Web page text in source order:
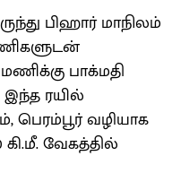
பிஹார் மாநிலம்
பாக்மதி
இந்த ரயில்
வழியாக
கி.மீ. வேகத்தில்